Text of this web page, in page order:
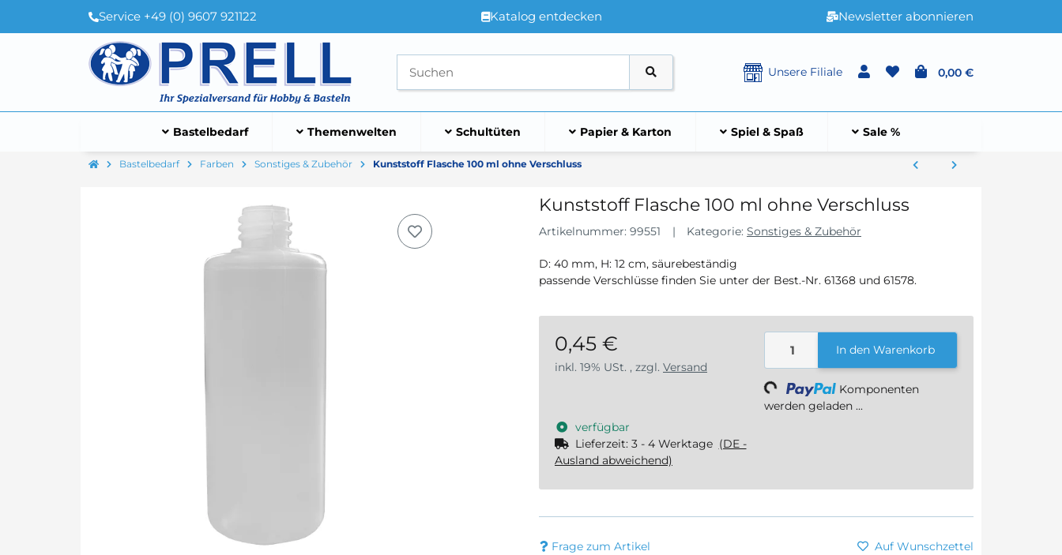
Service +49 (0) 9607 921122 Katalog entdecken Newsletter abonnieren
Unsere Filiale 0,00 €
Bastelbedarf Themenwelten Schultüten Papier & Karton Spiel & Spaß Sale %
Bastelbedarf Farben Sonstiges & Zubehör Kunststoff Flasche 100 ml ohne Verschluss
Kunststoff Flasche 100 ml ohne Verschluss
Artikelnummer: 99551 Kategorie: Sonstiges & Zubehör
D: 40 mm, H: 12 cm, säurebeständig
passende Verschlüsse finden Sie unter der Best.-Nr. 61368 und 61578.
0,45 €
inkl. 19% USt. , zzgl. Versand
verfügbar
Lieferzeit: 3 - 4 Werktage (DE -
Ausland abweichend)
In den Warenkorb
Loading...
Komponenten
werden geladen ...
Frage zum Artikel Auf Wunschzettel